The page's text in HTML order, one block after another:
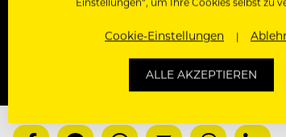
Cookie-Einstellungen
ALLE AKZEPTIEREN